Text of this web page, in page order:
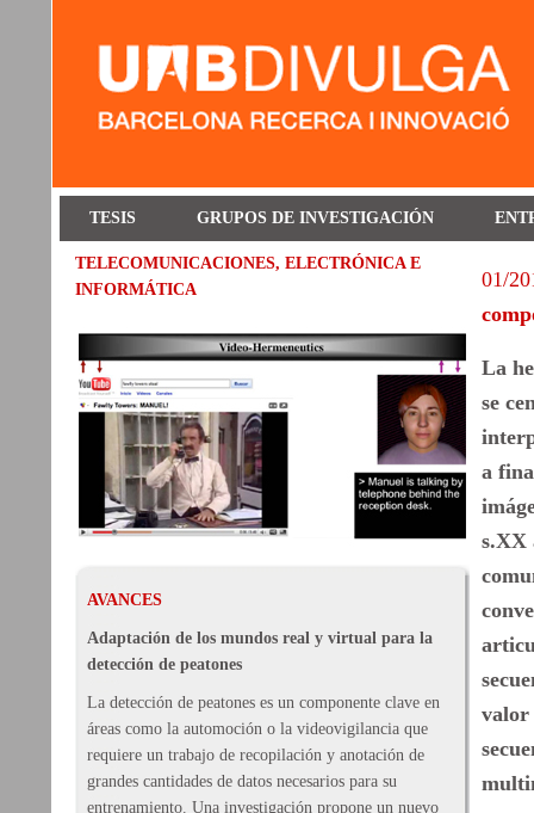
TESIS GRUPOS DE INVESTIGACIÓN
TELECOMUNICACIONES, ELECTRÓNICA E
INFORMÁTICA
AVANCES
Adaptación de los mundos real y virtual para la
detección de peatones
La detección de peatones es un componente clave en
áreas como la automoción o la videovigilancia que
requiere un trabajo de recopilación y anotación de
grandes cantidades de datos necesarios para su
entrenamiento. Una investigación propone un nuevo
01/
La
se
a
s.XX
valor